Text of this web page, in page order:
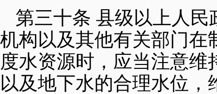
第三十条 县级以上人
机构以及其他有关部门在
度水资源时，应当注意
以及地下水的合理水位